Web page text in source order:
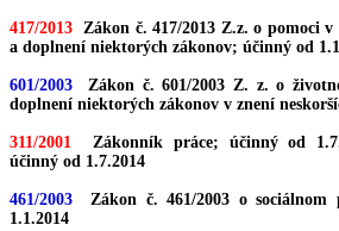
417/2013 Zákon č. 417/2013 Z.z. o pomoci
a doplnení niektorých zákonov; účinný od
601/2003 Zákon č. 601/2003 Z. z. o
doplnení niektorých zákonov v znení
311/2001
Zákonník práce; účinný od
účinný od 1.7.2014
461/2003 Zákon č. 461/2003 o sociálnom
1.1.2014